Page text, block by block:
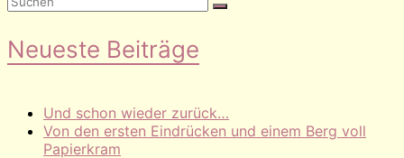
Neueste Beiträge
Und schon wieder zurück…
Von den ersten Eindrücken und einem Berg voll
Papierkram